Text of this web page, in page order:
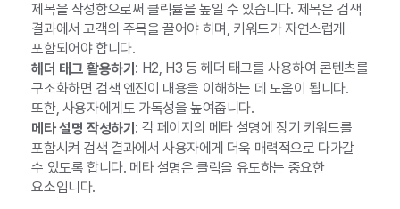
제목을 작성함으로써 클릭률을 높일 수 있습니다. 제목은 검색
결과에서 고객의 주목을 끌어야 하며, 키워드가 자연스럽게
포함되어야 합니다.
헤더 태그 활용하기 : H2, H3 등 헤더 태그를 사용하여 콘텐츠를
구조화하면 검색 엔진이 내용을 이해하는 데 도움이 됩니다.
또한, 사용자에게도 가독성을 높여줍니다.
메타 설명 작성하기 : 각 페이지의 메타 설명에 장기 키워드를
포함시켜 검색 결과에서 사용자에게 더욱 매력적으로 다가갈
수 있도록 합니다. 메타 설명은 클릭을 유도하는 중요한
요소입니다.